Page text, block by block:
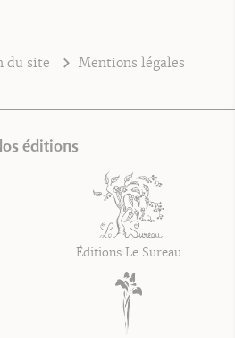
du site
Mentions légales
éditions
Éditions Le Sureau